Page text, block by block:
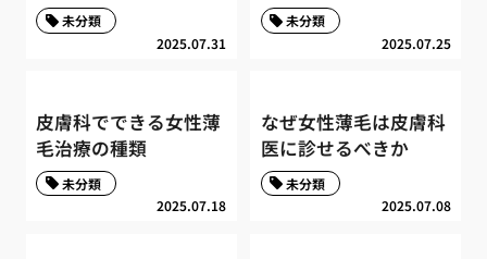
2025.07.31
未分類
2025.07.25
未分類
皮膚科でできる女性薄
毛治療の種類
2025.07.18
未分類
なぜ女性薄毛は皮膚科
医に診せるべきか
2025.07.08
未分類